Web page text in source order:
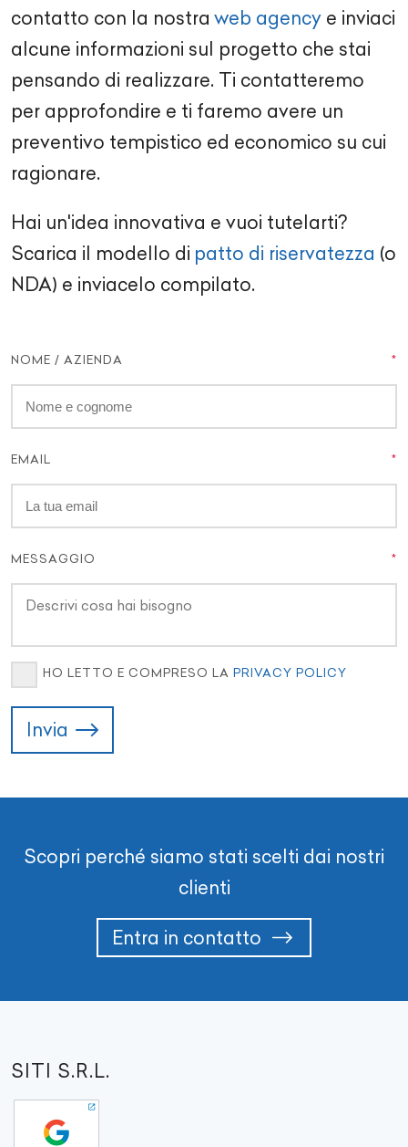
contatto con la nostra web agency e inviaci
alcune informazioni sul progetto che stai
pensando di realizzare. Ti contatteremo
per approfondire e ti faremo avere un
preventivo tempistico ed economico su cui
ragionare.
Hai un'idea innovativa e vuoi tutelarti?
Scarica il modello di patto di riservatezza (o
NDA) e inviacelo compilato.
NOME / AZIENDA
EMAIL
MESSAGGIO
HO LETTO E COMPRESO LA PRIVACY POLICY
Invia
Scopri perché siamo stati scelti dai nostri
clienti
Entra in contatto
SITI S.R.L.